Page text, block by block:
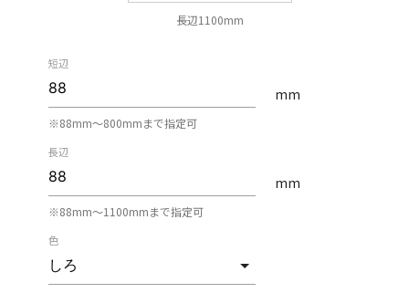
長辺1100mm
短辺
※88mm〜800mmまで指定可
mm
長辺
※88mm〜1100mmまで指定可
mm
色